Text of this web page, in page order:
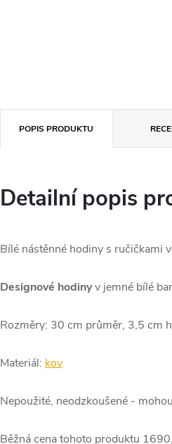
POPIS PRODUKTU
Detailní popis
Bílé nástěnné hodiny s ručičkami
Designové hodinyv jemné bílé
Rozměry: 30 cm průměr, 3,5 cm
Materiál: kov
Nepoužité, neodzkoušené -
Běžná cena tohoto produktu